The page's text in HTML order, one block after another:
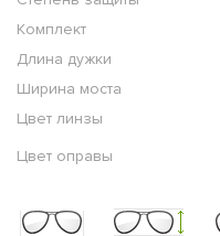
Комплект
Длина дужки
Ширина моста
Цвет линзы
Цвет оправы